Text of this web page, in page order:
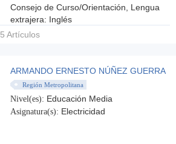
Consejo de Curso/Orientación, Lengua
extrajera: Inglés
5 Artículos
ARMANDO ERNESTO NÚÑEZ GUERRA
Región Metropolitana
Nivel(es): Educación Media
Asignatura(s): Electricidad